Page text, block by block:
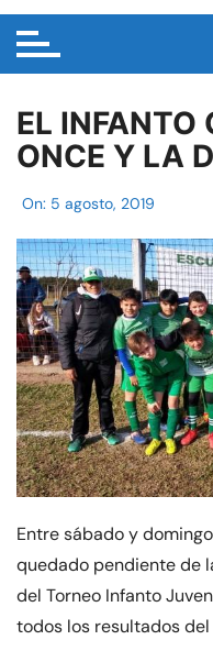
EL INFANTO
ONCE Y LA
On: 5 agosto, 2019
Entre sábado y
quedado pendiente de
del Torneo Infanto
todos los resultados